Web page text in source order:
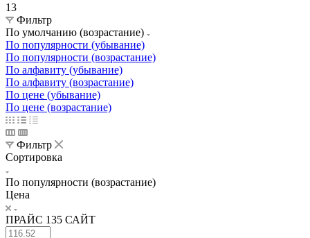
13
Фильтр
По умолчанию (возрастание)
По популярности (убывание)
По популярности (возрастание)
По алфавиту (убывание)
По алфавиту (возрастание)
По цене (убывание)
По цене (возрастание)
Фильтр
Сортировка
По популярности (возрастание)
Цена
ПРАЙС 135 САЙТ